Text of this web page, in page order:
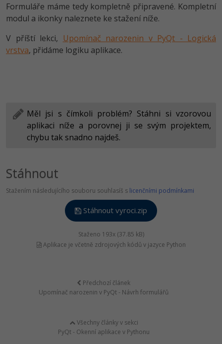
Formuláře máme tedy kompletně připravené. Kompletní
modul a ikonky naleznete ke stažení níže.
V příští lekci, Upomínač narozenin v PyQt - Logická
vrstva, přidáme logiku aplikace.
Měl jsi s čímkoli problém? Stáhni si vzorovou
aplikaci níže a porovnej ji se svým projektem,
chybu tak snadno najdeš.
Stáhnout
Stažením následujícího souboru souhlasíš s licenčními podmínkami
Stáhnout vyroci.zip
Staženo 193x (37.85 kB)
Aplikace je včetně zdrojových kódů v jazyce Python
Předchozí článek
Upomínač narozenin v PyQt - Návrh formulářů
Všechny články v sekci
PyQt - Okenní aplikace v Pythonu